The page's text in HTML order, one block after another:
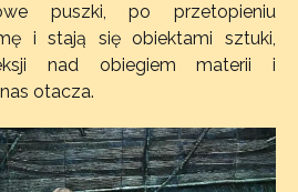
puszki, po przetopieniu
i stają się obiektami sztuki,
nad obiegiem materii i
otacza.